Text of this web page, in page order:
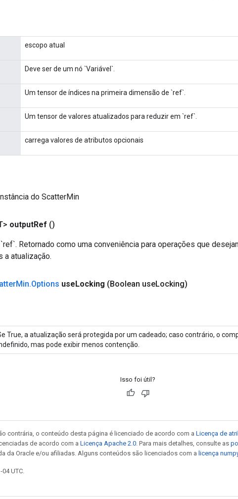
escopo atual
Deve ser de um nó `Variável`.
Um tensor de índices na primeira dimensão de `ref`.
Um tensor de valores atualizados para reduzir em `ref`.
carrega valores de atributos opcionais
do ScatterMin
outputRef ()
Retornado como uma conveniência para operações que
a atualização.
Min.Options use Locking (Boolean useLocking)
True, a atualização será protegida por um cadeado; caso contrário, o
mas pode exibir menos contenção.
Isso foi útil?
contrária, o conteúdo desta página é licenciado de acordo com a Licença de
de acordo com a Licença Apache 2.0. Para mais detalhes, consulte as
da Oracle e/ou afiliadas. Alguns conteúdos são licenciados com a licença
UTC.